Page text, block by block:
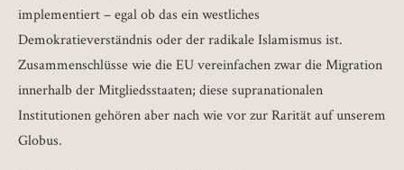
implementiert – egal ob das ein westliches
Demokratieverständnis oder der radikale Islamismus ist.
Zusammenschlüsse wie die EU vereinfachen zwar die Migration
innerhalb der Mitgliedsstaaten; diese supranationalen
Institutionen gehören aber nach wie vor zur Rarität auf unserem
Globus.